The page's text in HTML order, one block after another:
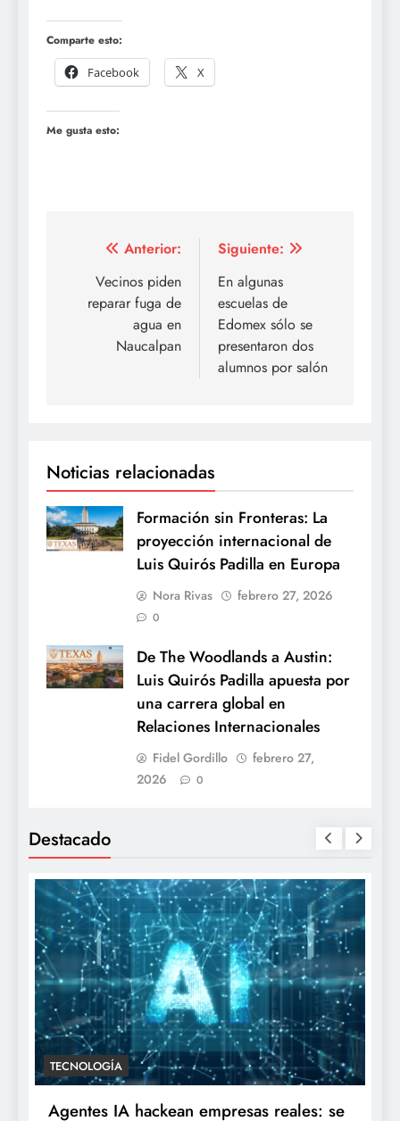
Comparte esto:
Facebook
X
Me gusta esto:
Navegación
entradas
Anterior:
Vecinos piden
reparar fuga de
agua en
Naucalpan
Siguiente:
En algunas
escuelas de
Edomex sólo se
presentaron dos
alumnos por salón
Noticias relacionadas
Formación sin Fronteras: La
proyección internacional de
Luis Quirós Padilla en Europa
Nora Rivas febrero 27, 2026
0
De The Woodlands a Austin:
Luis Quirós Padilla apuesta por
una carrera global en
Relaciones Internacionales
Fidel Gordillo
febrero 27,
2026
0
Destacado
TECNOLOGÍA
Agentes IA hackean empresas reales: se